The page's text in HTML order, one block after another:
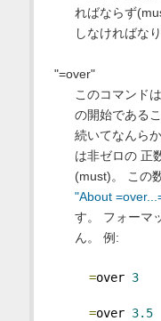
ればならず
しなければな
"=over"
このコマンド
の開始である
続いてなんら
は非ゼロの 正
(must)。 この
"About
す。 フォーマ
ん。 例:
=over 3
=over 3.5